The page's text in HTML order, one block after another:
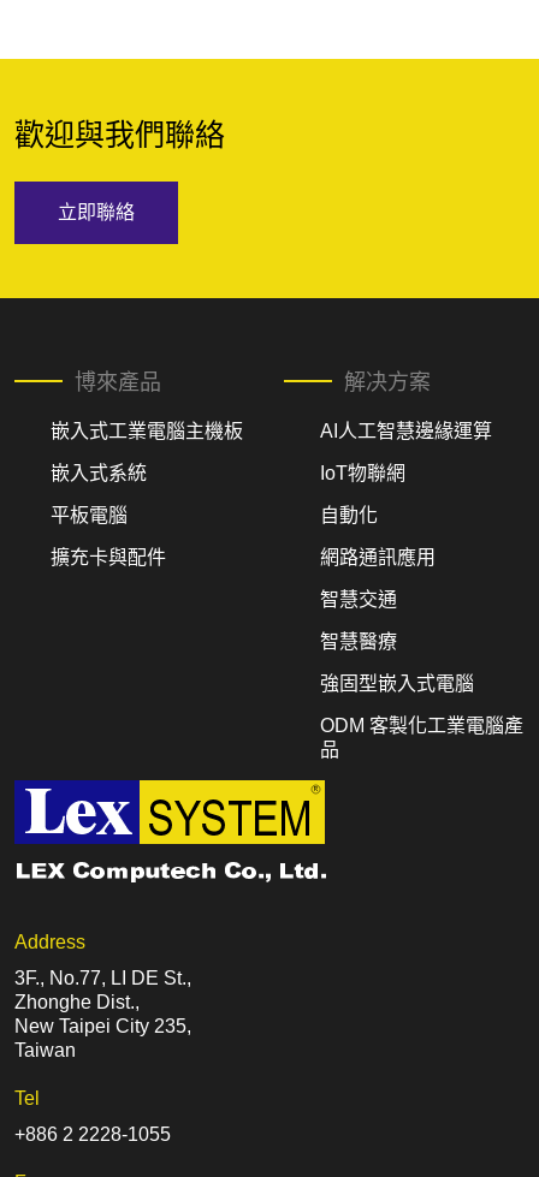
歡迎與我們聯絡
立即聯絡
博來產品
嵌入式工業電腦主機板
嵌入式系統
平板電腦
擴充卡與配件
解决方案
AI人工智慧邊緣運算
IoT物聯網
自動化
網路通訊應用
智慧交通
智慧醫療
強固型嵌入式電腦
ODM 客製化工業電腦產
品
Address
3F., No.77, LI DE St.,
Zhonghe Dist.,
New Taipei City 235,
Taiwan
Tel
+886 2 2228-1055